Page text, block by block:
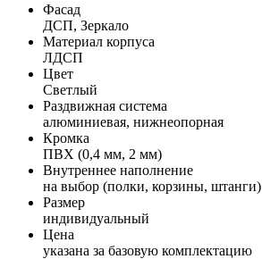
Фасад
ДСП, Зеркало
Материал корпуса
ЛДСП
Цвет
Светлый
Раздвижная система
алюминиевая, нижнеопорная
Кромка
ПВХ (0,4 мм, 2 мм)
Внутреннее наполнение
на выбор (полки, корзины, штанги)
Размер
индивидуальный
Цена
указана за базовую комплектацию